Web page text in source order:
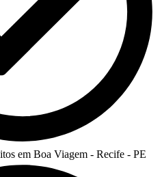
em Boa Viagem - Recife - PE